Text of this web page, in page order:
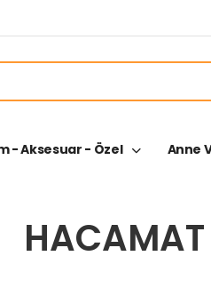
- Aksesuar - Özel Anne
HACAMAT